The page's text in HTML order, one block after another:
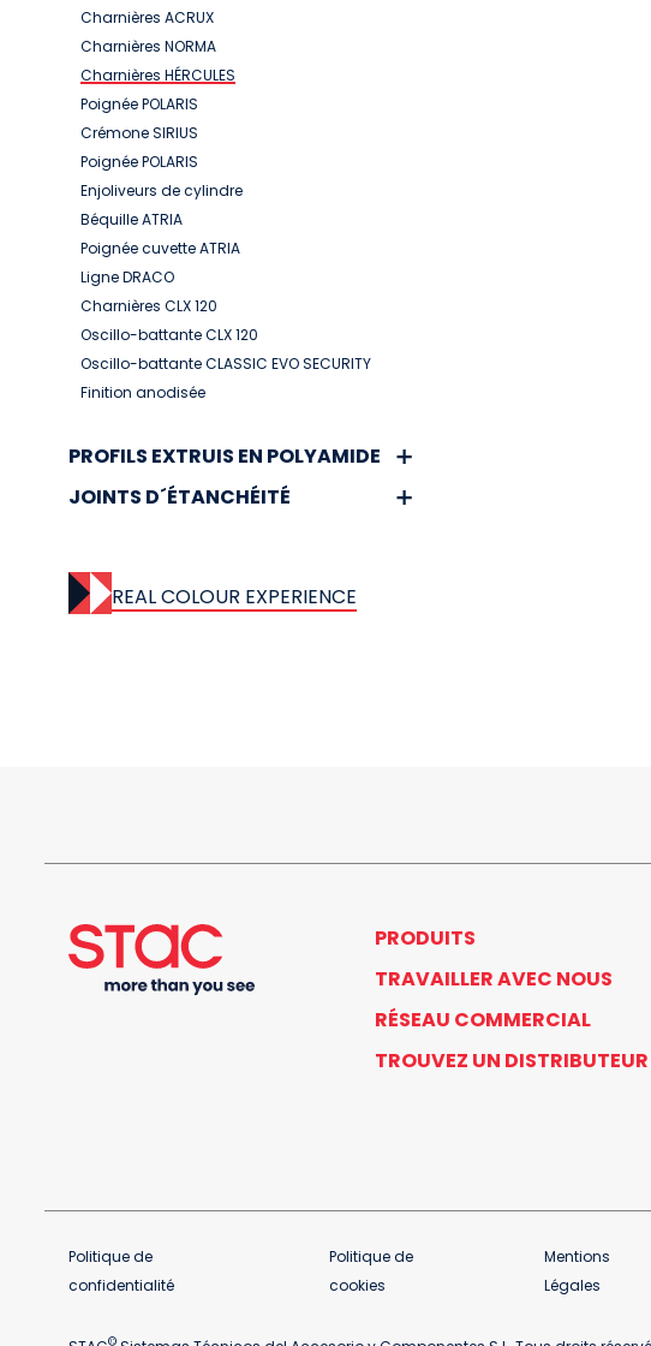
Charnières ACRUX
Charnières NORMA
Charnières HÉRCULES
Poignée POLARIS
Crémone SIRIUS
Poignée POLARIS
Enjoliveurs de cylindre
Béquille ATRIA
Poignée cuvette ATRIA
Ligne DRACO
Charnières CLX 120
Oscillo-battante CLX 120
Oscillo-battante CLASSIC EVO SECURITY
Finition anodisée
PROFILS EXTRUIS EN POLYAMIDE
JOINTS D´ÉTANCHÉITÉ
REAL COLOUR EXPERIENCE
PRODUITS
TRAVAILLER AVEC NOUS
RÉSEAU COMMERCIAL
TROUVEZ UN DISTRIBUTEUR
Politique de
confidentialité
Politique de
cookies
Mentions
Légales
©